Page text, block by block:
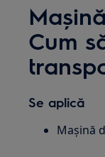
Cum
Se aplică
Mașină